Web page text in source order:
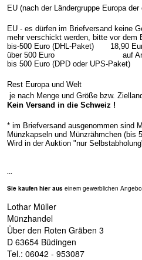
EU (nach der Ländergruppe Europa
EU - es dürfen im Briefversand keine
mehr verschickt werden, bitte vor dem
bis-500 Euro (DHL-Paket) 18,90
über 500 Euro auf
bis 500 Euro (DPD oder UPS-
Rest Europa und Welt
je nach Menge und Größe bzw.
Kein Versand in die Schweiz !
* im Briefversand ausgenommen sind
Münzkapseln und Münzrähmchen (bis
Wird in der Auktion "nur
...
Sie kaufen hier aus einem gewerblichen
Lothar Müller
Münzhandel
Über den Roten Gräben 3
D 63654 Büdingen
Tel.: 06042 - 953087